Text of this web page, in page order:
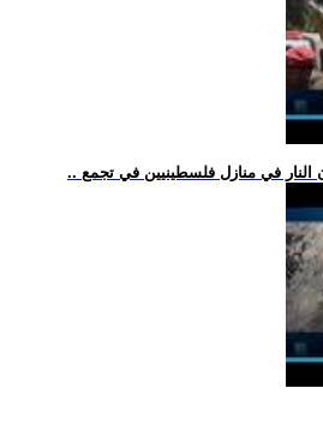
النار في منازل فلسطينيين في تجمع